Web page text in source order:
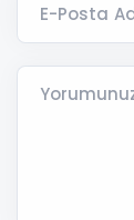
E-Posta